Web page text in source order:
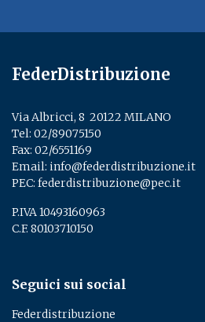
FederDistribuzione
Via Albricci, 8 ­ 20122 MILANO
Tel: 02/89075150
Fax: 02/6551169
Email: info@federdistribuzione.it
PEC: federdistribuzione@pec.it
P.IVA 10493160963
C.F. 80103710150
Seguici sui social
Federdistribuzione